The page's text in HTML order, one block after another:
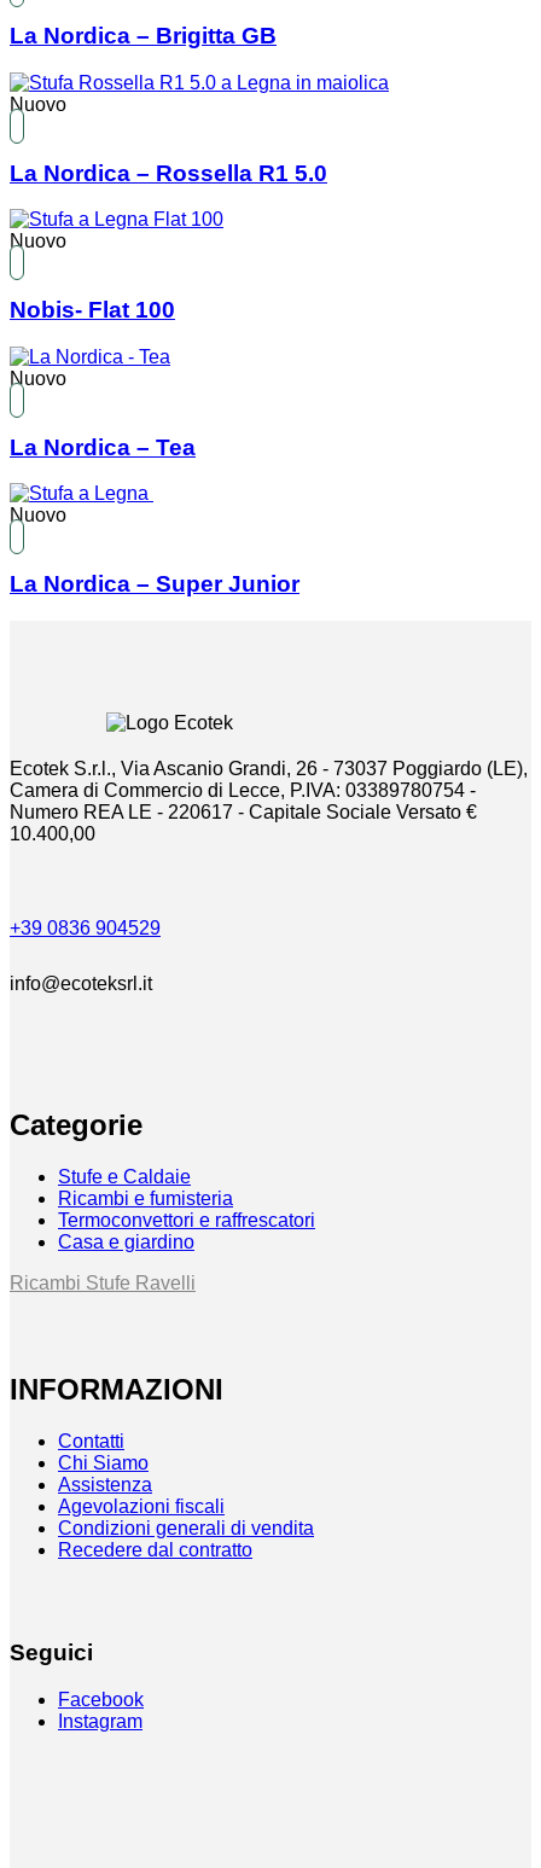
La Nordica – Brigitta GB
Nuovo
La Nordica – Rossella R1 5.0
Nuovo
Nobis- Flat 100
Nuovo
La Nordica – Tea
Nuovo
La Nordica – Super Junior
Ecotek S.r.l., Via Ascanio Grandi, 26 - 73037 Poggiardo (LE),
Camera di Commercio di Lecce, P.IVA: 03389780754 -
Numero REA LE - 220617 - Capitale Sociale Versato €
10.400,00
+39 0836 904529
info@ecoteksrl.it
Categorie
Stufe e Caldaie
Ricambi e fumisteria
Termoconvettori e raffrescatori
Casa e giardino
Ricambi Stufe Ravelli
INFORMAZIONI
Contatti
Chi Siamo
Assistenza
Agevolazioni fiscali
Condizioni generali di vendita
Recedere dal contratto
Seguici
Facebook
Instagram